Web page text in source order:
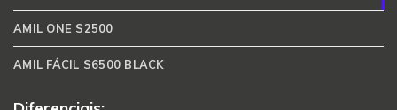
AMIL ONE S2500
AMIL FÁCIL S6500 BLACK